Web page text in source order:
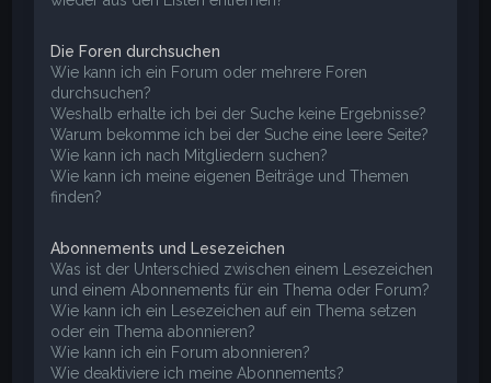
Die Foren durchsuchen
Wie kann ich ein Forum oder mehrere Foren
durchsuchen?
Weshalb erhalte ich bei der Suche keine Ergebnisse?
Warum bekomme ich bei der Suche eine leere Seite?
Wie kann ich nach Mitgliedern suchen?
Wie kann ich meine eigenen Beiträge und Themen
finden?
Abonnements und Lesezeichen
Was ist der Unterschied zwischen einem Lesezeichen
und einem Abonnements für ein Thema oder Forum?
Wie kann ich ein Lesezeichen auf ein Thema setzen
oder ein Thema abonnieren?
Wie kann ich ein Forum abonnieren?
Wie deaktiviere ich meine Abonnements?